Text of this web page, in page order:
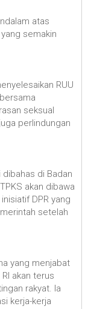
atas
semakin
RUU
seksual
perlindungan
dibahas di Badan
akan dibawa
DPR yang
setelah
yang menjabat
akan terus
rakyat. Ia
kerja-kerja